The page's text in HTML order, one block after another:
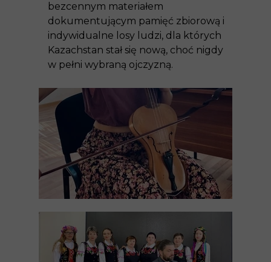
bezcennym materiałem
dokumentującym pamięć zbiorową i
indywidualne losy ludzi, dla których
Kazachstan stał się nową, choć nigdy
w pełni wybraną ojczyzną.